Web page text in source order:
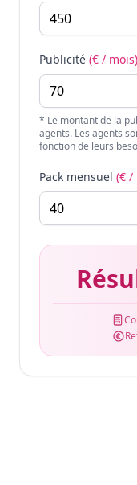
Publicité (€ / mois)
* Le montant de la
agents. Les agents
fonction de leurs
Pack mensuel (€ /